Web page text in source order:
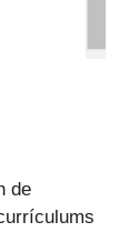
de